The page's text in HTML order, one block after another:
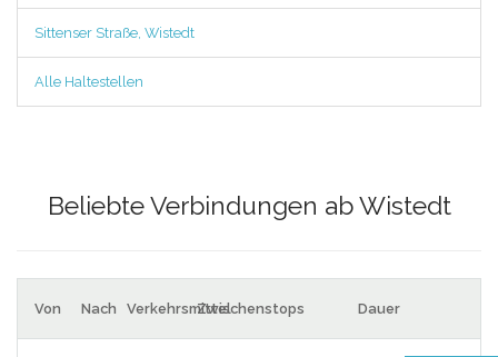
Sittenser Straße, Wistedt
Alle Haltestellen
Beliebte Verbindungen ab Wistedt
Von Nach VerkehrsmittelZwischenstops Dauer